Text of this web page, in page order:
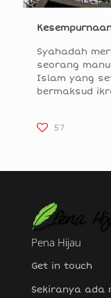
Syahadah
seorang
Islam yang
bermaksud
57
Pena Hijau
Get in touch
Sekiranya ada